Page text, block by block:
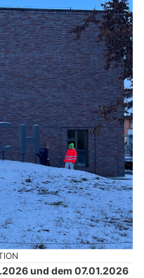
und dem 07.01.2026